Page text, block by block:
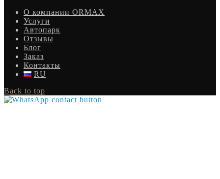
О компании ORMAX
Услуги
Автопарк
Отзывы
Блог
Заказ
Контакты
RU
Back to top